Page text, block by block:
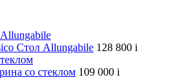
Стол Allungabile 128 800 i
со стеклом 109 000 i